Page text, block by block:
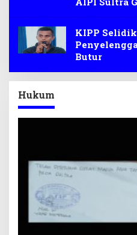
KIPP
Butur
Hukum